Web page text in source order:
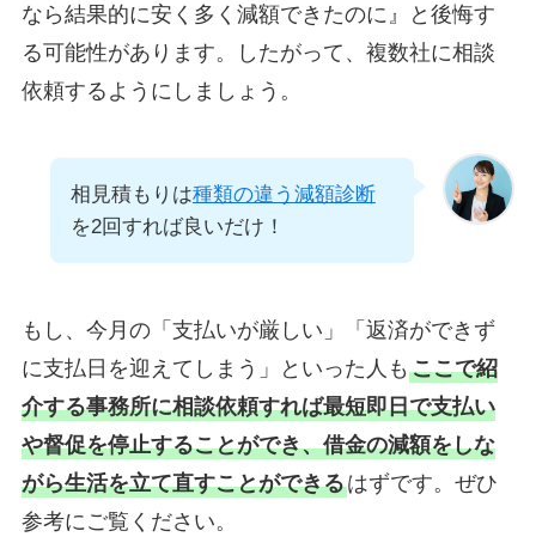
なら結果的に安く多く減額できたのに』と後悔す
る可能性があります。したがって、複数社に相談
依頼するようにしましょう。
相見積もりは種類の違う減額診断
を2回すれば良いだけ！
もし、今月の「支払いが厳しい」「返済ができず
に支払日を迎えてしまう」といった人も ここで紹
介する事務所に相談依頼すれば最短即日で支払い
や督促を停止することができ、借金の減額をしな
がら生活を立て直すことができるはずです。ぜひ
参考にご覧ください。